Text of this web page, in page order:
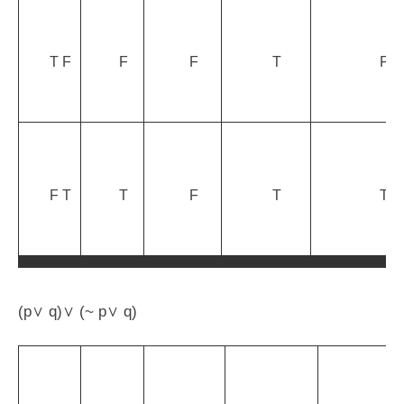
T F F F T F
F T T F T T
(p∨ q)∨ (~ p∨ q)